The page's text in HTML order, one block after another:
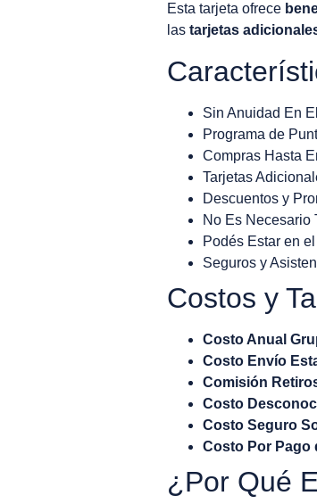
Esta tarjeta ofrece
las tarjetas
Sin Anuidad En
Programa de
Compras Hasta
Tarjetas
Descuentos y
No Es Necesario
Podés Estar en
Seguros y
Costos y
Costo Anual
Costo Envío
Comisión
Costo
Costo Seguro
Costo Por Pago
¿Por Qué